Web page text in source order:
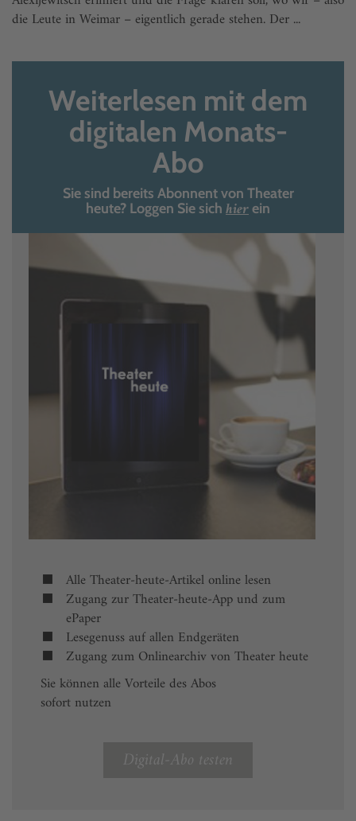
die Leute in Weimar – eigentlich gerade stehen. Der ...
Weiterlesen mit dem
digitalen Monats-
Abo
Sie sind bereits Abonnent von Theater
heute? Loggen Sie sich hierein
Alle Theater-heute-Artikel online lesen
Zugang zur Theater-heute-App und zum
ePaper
Lesegenuss auf allen Endgeräten
Zugang zum Onlinearchiv von Theater heute
Sie können alle Vorteile des Abos
sofort nutzen
Digital-Abo testen